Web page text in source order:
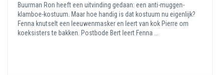
Buurman Ron heeft een uitvinding gedaan: een anti-muggen-
klamboe-kostuum. Maar hoe handig is dat kostuum nu eigenlijk?
Fenna knutselt een leeuwenmasker en leert van kok Pierre om
koeksisters te bakken. Postbode Bert leert Fenna ...